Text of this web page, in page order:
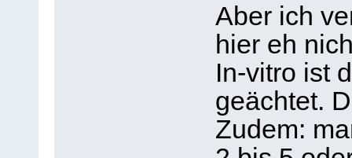
Aber ich
hier eh
In-vitro ist
geächtet.
Zudem: